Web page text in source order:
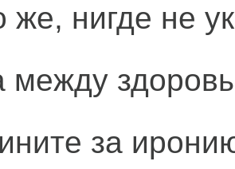
же, нигде не
между
за